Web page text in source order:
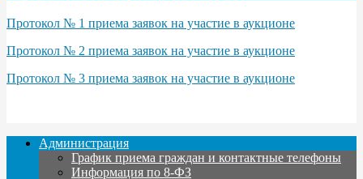
Протокол № 1 приема заявок на участие в аукционе
Протокол № 2 приема заявок на участие в аукционе
Протокол № 3 приема заявок на участие в аукционе
Администрация
График приема граждан и контактные телефоны
Информация по 8-ФЗ